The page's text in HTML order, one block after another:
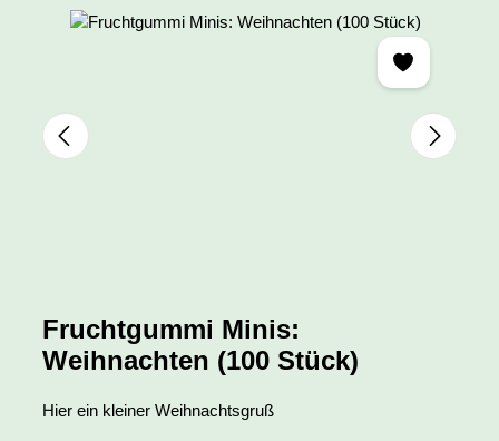
Bildergalerie überspringen
Fruchtgummi Minis:
Weihnachten (100 Stück)
Hier ein kleiner Weihnachtsgruß